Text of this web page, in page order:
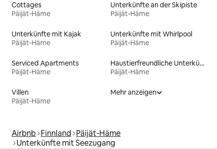
Cottages
Päijät-Häme
Unterkünfte an der Skipiste
Päijät-Häme
Unterkünfte mit Kajak
Päijät-Häme
Unterkünfte mit Whirlpool
Päijät-Häme
Serviced Apartments
Päijät-Häme
Haustierfreundliche Unterkünfte
Päijät-Häme
Villen
Päijät-Häme
Mehr anzeigen
Airbnb Finnland Päijät-Häme
Unterkünfte mit Seezugang